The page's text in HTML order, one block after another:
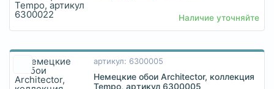
Наличие уточняйте
артикул: 6300005
Немецкие обои Architector, коллекция
Tempo, артикул 6300005